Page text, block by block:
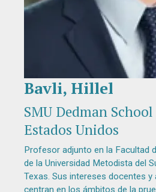
Diapositiva 1 de 1
Bavli, Hillel
SMU Dedman
Estados Unidos
Profesor adjunto en la Facultad
de la Universidad Metodista del
Texas. Sus intereses docentes y
centran en los ámbitos de la